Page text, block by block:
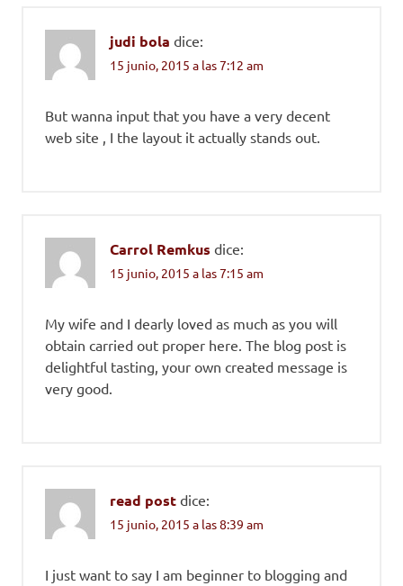
judi bola dice:
15 junio, 2015 a las 7:12 am
But wanna input that you have a very decent
web site , I the layout it actually stands out.
Carrol Remkus dice:
15 junio, 2015 a las 7:15 am
My wife and I dearly loved as much as you will
obtain carried out proper here. The blog post is
delightful tasting, your own created message is
very good.
read post dice:
15 junio, 2015 a las 8:39 am
I just want to say I am beginner to blogging and